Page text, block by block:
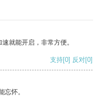
就能开启，非常方便。
支持[0] 反对[0]
忘怀。